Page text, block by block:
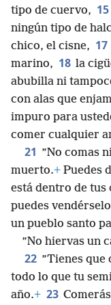
tipo de cuervo, 15
ningún tipo de
chico, el cisne, 17
marino, 18 la
abubilla ni
con alas que
impuro para
comer cualquier
21 ”No comas
muerto.+ Puedes
está dentro de tus
puedes
un pueblo santo
”No hiervas un
22 ”Tienes
todo lo que tu
año.+ 23